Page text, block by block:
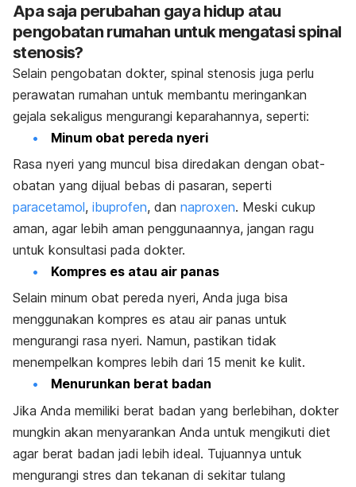
Apa saja perubahan gaya hidup atau
pengobatan rumahan untuk mengatasi spinal
stenosis?
Selain pengobatan dokter, spinal stenosis juga perlu
perawatan rumahan untuk membantu meringankan
gejala sekaligus mengurangi keparahannya, seperti:
Minum obat pereda nyeri
Rasa nyeri yang muncul bisa diredakan dengan obat-
obatan yang dijual bebas di pasaran, seperti
paracetamol, ibuprofen, dan naproxen. Meski cukup
aman, agar lebih aman penggunaannya, jangan ragu
untuk konsultasi pada dokter.
Kompres es atau air panas
Selain minum obat pereda nyeri, Anda juga bisa
menggunakan kompres es atau air panas untuk
mengurangi rasa nyeri. Namun, pastikan tidak
menempelkan kompres lebih dari 15 menit ke kulit.
Menurunkan berat badan
Jika Anda memiliki berat badan yang berlebihan, dokter
mungkin akan menyarankan Anda untuk mengikuti diet
agar berat badan jadi lebih ideal. Tujuannya untuk
mengurangi stres dan tekanan di sekitar tulang